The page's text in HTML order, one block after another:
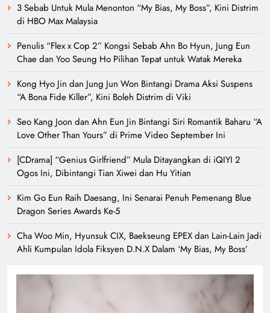
3 Sebab Untuk Mula Menonton “My Bias, My Boss”, Kini Distrim
di HBO Max Malaysia
Penulis “Flex x Cop 2” Kongsi Sebab Ahn Bo Hyun, Jung Eun
Chae dan Yoo Seung Ho Pilihan Tepat untuk Watak Mereka
Kong Hyo Jin dan Jung Jun Won Bintangi Drama Aksi Suspens
“A Bona Fide Killer”, Kini Boleh Distrim di Viki
Seo Kang Joon dan Ahn Eun Jin Bintangi Siri Romantik Baharu “A
Love Other Than Yours” di Prime Video September Ini
[CDrama] “Genius Girlfriend” Mula Ditayangkan di iQIYI 2
Ogos Ini, Dibintangi Tian Xiwei dan Hu Yitian
Kim Go Eun Raih Daesang, Ini Senarai Penuh Pemenang Blue
Dragon Series Awards Ke-5
Cha Woo Min, Hyunsuk CIX, Baekseung EPEX dan Lain-Lain Jadi
Ahli Kumpulan Idola Fiksyen D.N.X Dalam ‘My Bias, My Boss’